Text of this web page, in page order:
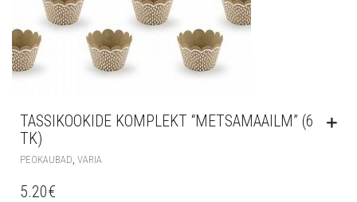
TASSIKOOKIDE KOMPLEKT “METSAMAAILM” (6
TK)
PEOKAUBAD VARIA
5.20€